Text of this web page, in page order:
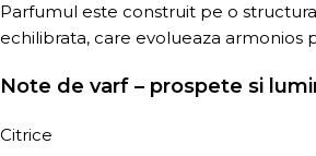
Parfumul este construit pe o
echilibrata, care evolueaza armonios
Note de varf – prospete si
Citrice